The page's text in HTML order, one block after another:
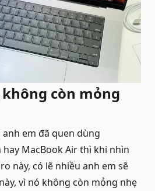
còn mỏng
em đã quen dùng
hay MacBook Air thì khi nhìn
này, có lẽ nhiều anh em sẽ
vì nó không còn mỏng nhẹ